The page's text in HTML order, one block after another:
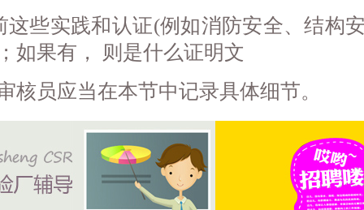
这些实践和认证(例如消防安全、结构
如果有， 则是什么证明文
核员应当在本节中记录具体细节。